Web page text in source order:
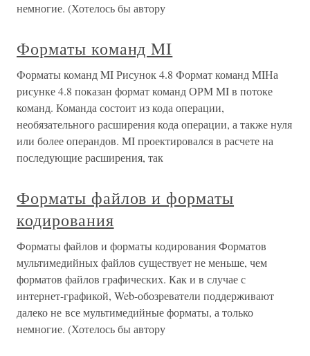
немногие. (Хотелось бы автору
Форматы команд MI
Форматы команд MI Рисунок 4.8 Формат команд MIНа
рисунке 4.8 показан формат команд ОРМ MI в потоке
команд. Команда состоит из кода операции,
необязательного расширения кода операции, а также нуля
или более операндов. MI проектировался в расчете на
последующие расширения, так
Форматы файлов и форматы
кодирования
Форматы файлов и форматы кодирования Форматов
мультимедийных файлов существует не меньше, чем
форматов файлов графических. Как и в случае с
интернет-графикой, Web-обозреватели поддерживают
далеко не все мультимедийные форматы, а только
немногие. (Хотелось бы автору